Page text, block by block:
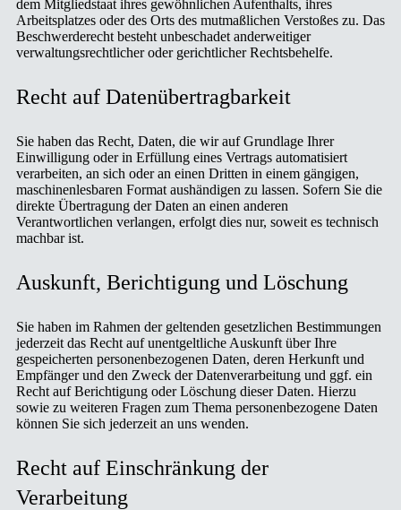
dem Mitgliedstaat ihres gewöhnlichen Aufenthalts, ihres
Arbeitsplatzes oder des Orts des mutmaßlichen Verstoßes zu. Das
Beschwerderecht besteht unbeschadet anderweitiger
verwaltungsrechtlicher oder gerichtlicher Rechtsbehelfe.
Recht auf Daten­übertrag­barkeit
Sie haben das Recht, Daten, die wir auf Grundlage Ihrer
Einwilligung oder in Erfüllung eines Vertrags automatisiert
verarbeiten, an sich oder an einen Dritten in einem gängigen,
maschinenlesbaren Format aushändigen zu lassen. Sofern Sie die
direkte Übertragung der Daten an einen anderen
Verantwortlichen verlangen, erfolgt dies nur, soweit es technisch
machbar ist.
Auskunft, Berichtigung und Löschung
Sie haben im Rahmen der geltenden gesetzlichen Bestimmungen
jederzeit das Recht auf unentgeltliche Auskunft über Ihre
gespeicherten personenbezogenen Daten, deren Herkunft und
Empfänger und den Zweck der Datenverarbeitung und ggf. ein
Recht auf Berichtigung oder Löschung dieser Daten. Hierzu
sowie zu weiteren Fragen zum Thema personenbezogene Daten
können Sie sich jederzeit an uns wenden.
Recht auf Einschränkung der
Verarbeitung